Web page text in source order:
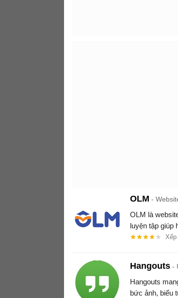
OLM
OLM là
luyện tập giúp
Hangouts
Hangouts
bức ảnh, biểu